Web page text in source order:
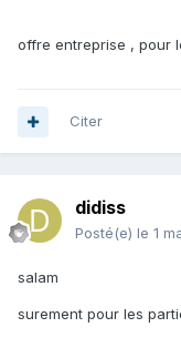
offre entreprise , pour
Citer
didiss
Posté(e) le 1
salam
surement pour les